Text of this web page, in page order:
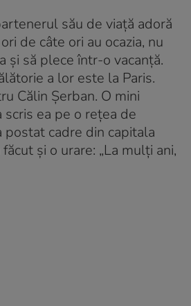
său de viață adoră
de câte ori au ocazia, nu
și să plece într-o vacanță.
a lor este la Paris.
Călin Șerban. O mini
scris ea pe o rețea de
postat cadre din capitala
și o urare: „La mulți ani,